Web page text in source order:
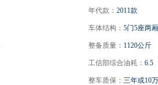
年代款： 2011款
车体结构： 5门5座两
整备质量： 1120公斤
工信部综合油耗： 6.5
整车质保： 三年或10